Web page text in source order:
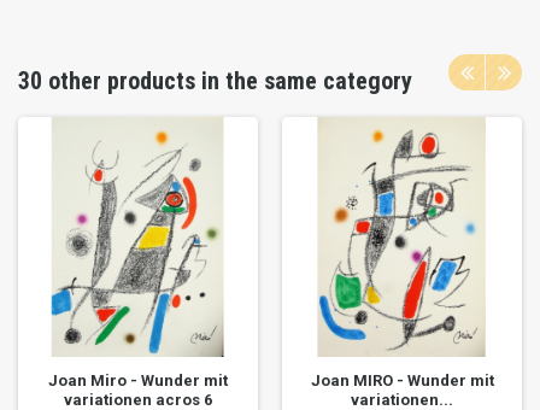
30 other products in the same category
Joan Miro - Wunder mit
variationen acros 6
Joan MIRO - Wunder mit
variationen...